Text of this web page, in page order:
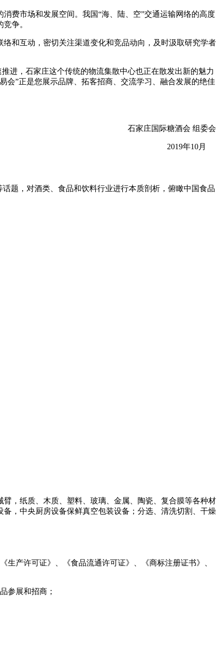
费市场和发展空间。我国“海、陆、空”交通运输网络的高度
争。
和互动，密切关注渠道变化和竞品动向，及时汲取研究学者
进，石家庄这个传统的物流集散中心也正在散发出新的魅力
会”正是您展示品牌、拓客招商、交流学习、融合发展的绝佳
石家庄国际糖酒会 组委会
2019年10月
题，对酒类、食品和饮料行业进行本质剖析，俯瞰中国食品
，纸质、木质、塑料、玻璃、金属、陶瓷、复合膜等各种材
，中央厨房设备保鲜真空包装设备；分选、清洗切割、干燥
产许可证》、《食品流通许可证》、《商标注册证书》、
参展和招商；